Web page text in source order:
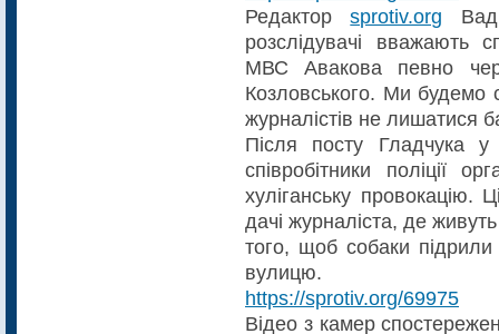
Редакторsprotiv.org
розслідувачі вважають
МВС Авакова певно
Козловського. Ми будемо
журналістів не лишатися
Після посту Гладчука
співробітники поліції ор
хуліганську
дачі журналіста, де
того, щоб собаки
вулицю.
https://sprotiv.org/69975
Відео з камер